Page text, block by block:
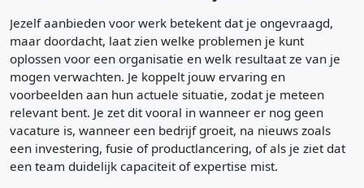
Jezelf aanbieden voor werk betekent dat je ongevraagd,
maar doordacht, laat zien welke problemen je kunt
oplossen voor een organisatie en welk resultaat ze van je
mogen verwachten. Je koppelt jouw ervaring en
voorbeelden aan hun actuele situatie, zodat je meteen
relevant bent. Je zet dit vooral in wanneer er nog geen
vacature is, wanneer een bedrijf groeit, na nieuws zoals
een investering, fusie of productlancering, of als je ziet dat
een team duidelijk capaciteit of expertise mist.